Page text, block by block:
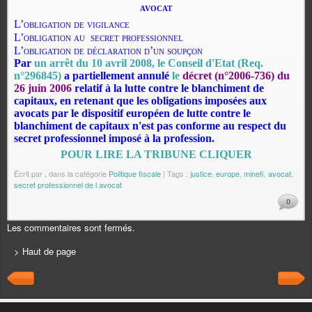
avocat
L’obligation de vigilance
L’obligation au secret professionnel
L’obligation de déclaration d’un soupçon
Par un arrêt du 10 avril 2008, le Conseil d'Etat (Req.
n°296845) a partiellement annulé le décret (n°2006-736) du
26 juin 2006 relatif à la lutte contre le blanchiment de
capitaux, en retenant que les obligations imposées aux
avocats par le dispositif européen de lutte contre le
blanchiment de capitaux n'est pas conforme au respect du
secret professionnel imposé à la profession.
POUR LIRE LA TRIBUNE CLIQUER
Écrit par dans la catégorie Politique fiscale | Tags : justice europe minefi avocat
secret professionnel de l avocat
0
Les commentaires sont fermés.
> Haut de page